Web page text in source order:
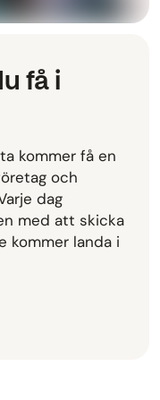
få i
kommer få en
och
dag
med att skicka
kommer landa i